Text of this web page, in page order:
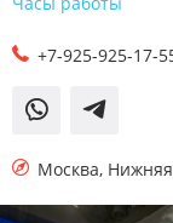
+7-925-925-17-
Москва, Нижняя